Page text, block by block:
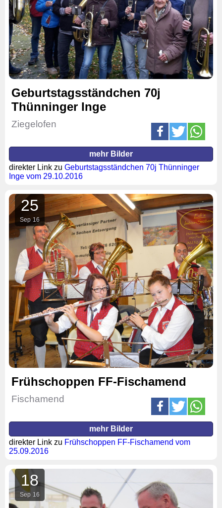
Geburtstagsständchen 70j
Thünninger Inge
Ziegelofen
mehr Bilder
direkter Link zu Geburtstagsständchen 70j Thünninger
Inge vom 29.10.2016
25
Sep 16
Frühschoppen FF-Fischamend
Fischamend
mehr Bilder
direkter Link zu Frühschoppen FF-Fischamend vom
25.09.2016
18
Sep 16